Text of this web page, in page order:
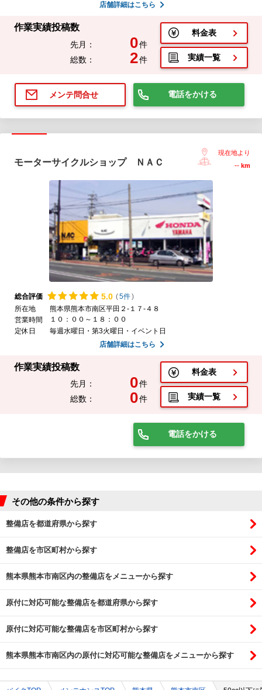
店舗詳細はこちら
作業実績投稿数
先月： 0件
総数：
2件
料金表
実績一覧
メンテ問合せ 電話をかける
モーターサイクルショップ ＮＡＣ
現在地より
-- km
総合評価 5.0 (5件)
所在地
熊本県熊本市南区平田２-１７-４８
営業時間
１０：００～１８：００
定休日
毎週水曜日・第3火曜日・イベント日
店舗詳細はこちら
作業実績投稿数
先月： 0件
総数：
0件
料金表
実績一覧
電話をかける
その他の条件から探す
整備店を都道府県から探す
整備店を市区町村から探す
熊本県熊本市南区内の整備店をメニューから探す
原付に対応可能な整備店を都道府県から探す
原付に対応可能な整備店を市区町村から探す
熊本県熊本市南区内の原付に対応可能な整備店をメニューから探す